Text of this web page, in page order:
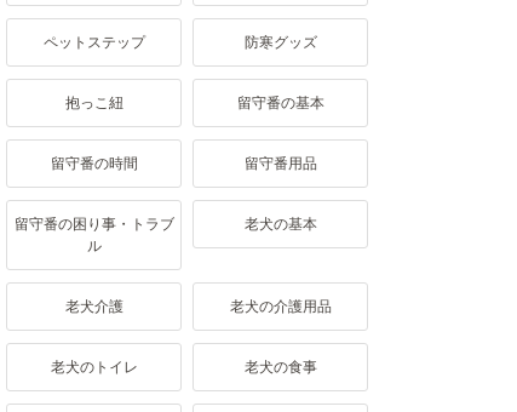
ペットステップ 防寒グッズ
抱っこ紐 留守番の基本
留守番の時間 留守番用品
留守番の困り事・トラブ
ル
老犬の基本
老犬介護 老犬の介護用品
老犬のトイレ 老犬の食事